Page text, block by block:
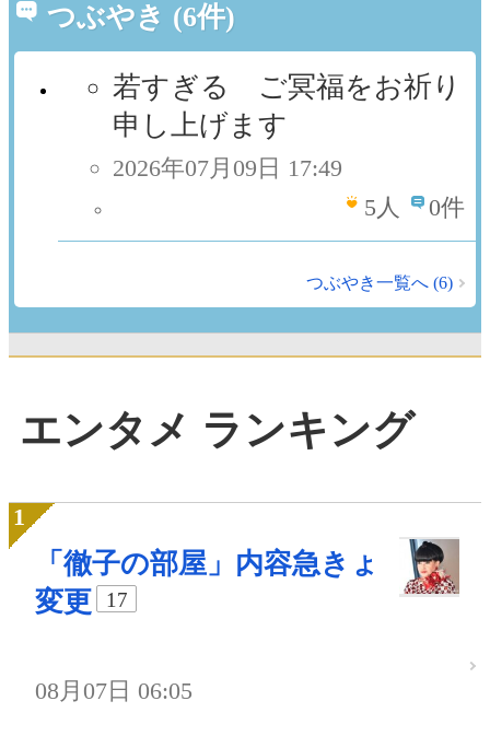
つぶやき (6件)
若すぎる ご冥福をお祈り
申し上げます
2026年07月09日 17:49
5人 0件
つぶやき一覧へ (6)
エンタメ ランキング
「徹子の部屋」内容急きょ
変更
17
08月07日 06:05